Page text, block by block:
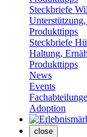
Steckbriefe
Produkttipps
Steckbriefe
Haltung,
Produkttipps
News
Events
Adoption
close